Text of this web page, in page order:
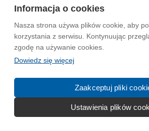
Informacja o cookies
Nasza strona używa plików cookie, aby
korzystania z serwisu. Kontynuując
zgodę na używanie cookies.
Dowiedz się więcej
Zaakceptuj pliki
Ustawienia plików